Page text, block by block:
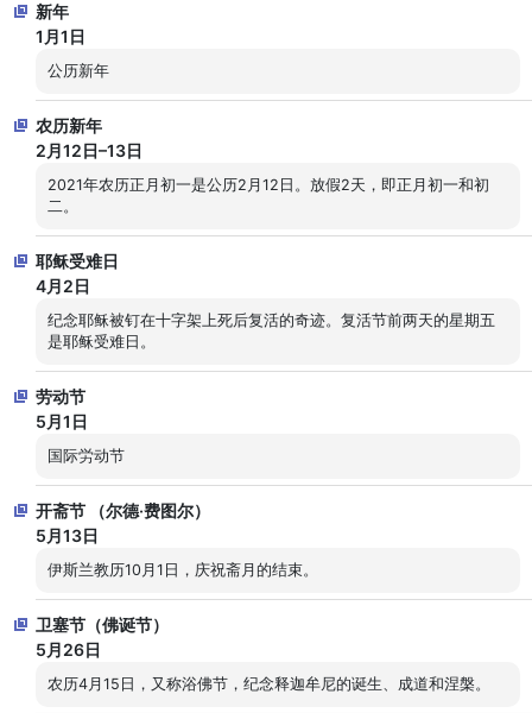
新年
1月1日
公历新年
农历新年
2月12日–13日
2021年农历正月初一是公历2月12日。放假2天，即正月初一和初
二。
耶稣受难日
4月2日
纪念耶稣被钉在十字架上死后复活的奇迹。复活节前两天的星期五
是耶稣受难日。
劳动节
5月1日
国际労动节
开斋节 （尔德·费图尔）
5月13日
伊斯兰教历10月1日，庆祝斋月的结束。
卫塞节（佛诞节）
5月26日
农历4月15日，又称浴佛节，纪念释迦牟尼的诞生、成道和涅槃。